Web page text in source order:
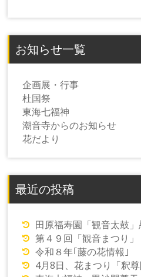
お知らせ一覧
企画展・行事
杜国祭
東海七福神
潮音寺からのお知らせ
花だより
最近の投稿
田原福寿園「観音太鼓
第４９回「観音まつり」
令和８年｢藤の花情報｣
4月8日、花まつり「釈尊